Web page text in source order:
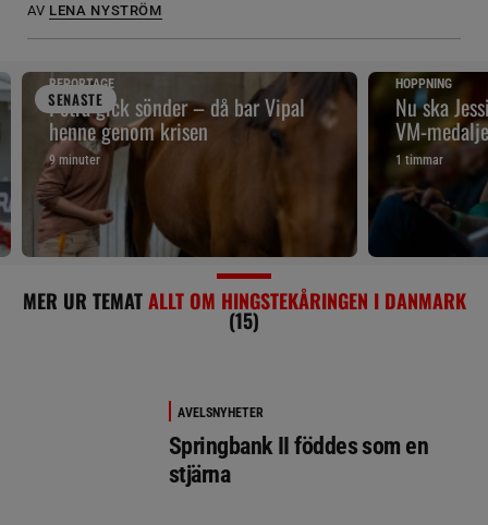
AV LENA NYSTRÖM
SENASTE
REPORTAGE
Petra gick sönder – då bar Vipal
henne genom krisen
9 minuter
HOPPNING
Nu ska
VM-
1 timmar
MER UR TEMATALLT OM HINGSTEKÅRINGEN I DANMARK
(15)
AVELSNYHETER
Springbank II föddes som en
stjärna